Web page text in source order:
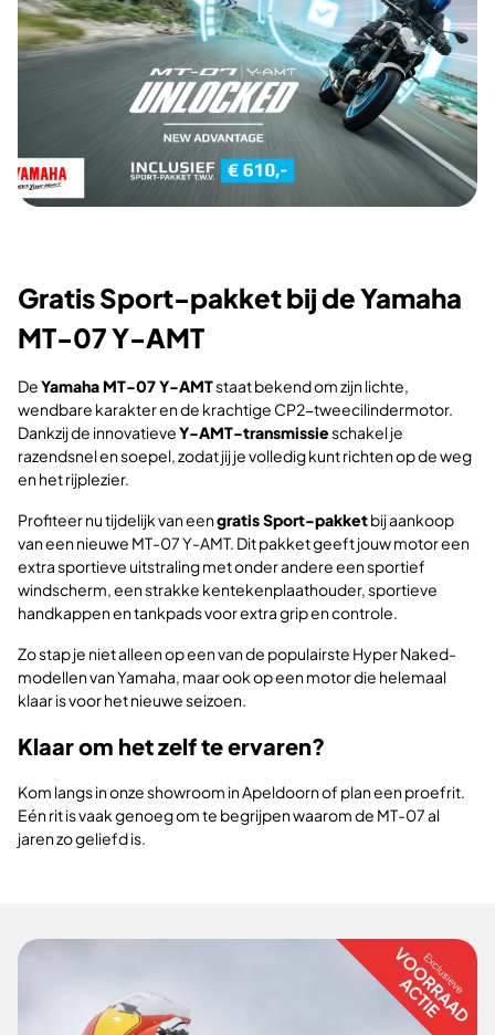
Gratis Sport-pakket bij de Yamaha
MT-07 Y-AMT
DeYamaha MT-07 Y-AMTstaat bekend om zijn lichte,
wendbare karakter en de krachtige CP2-tweecilindermotor.
Dankzij de innovatieveY-AMT-transmissieschakel je
razendsnel en soepel, zodat jij je volledig kunt richten op de weg
en het rijplezier.
Profiteer nu tijdelijk van eengratis Sport-pakketbij aankoop
van een nieuwe MT-07 Y-AMT. Dit pakket geeft jouw motor een
extra sportieve uitstraling met onder andere een sportief
windscherm, een strakke kentekenplaathouder, sportieve
handkappen en tankpads voor extra grip en controle.
Zo stap je niet alleen op een van de populairste Hyper Naked-
modellen van Yamaha, maar ook op een motor die helemaal
klaar is voor het nieuwe seizoen.
Klaar om het zelf te ervaren?
Kom langs in onze showroom in Apeldoorn of plan een proefrit.
Eén rit is vaak genoeg om te begrijpen waarom de MT-07 al
jaren zo geliefd is.